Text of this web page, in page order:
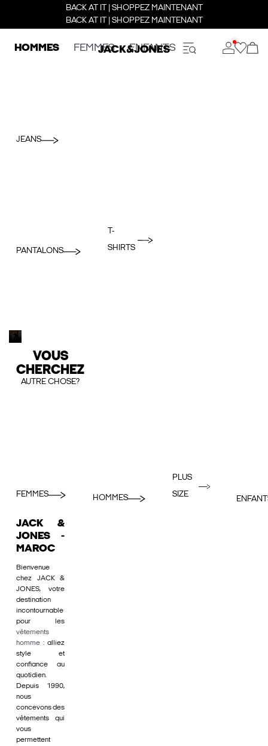
BACK AT IT | SHOPPEZ MAINTENANT
BACK AT IT | SHOPPEZ MAINTENANT
HOMMES FEMMES ENFANTS
JEANS
PANTALONS
T-
SHIRTS
VOUS
CHERCHEZ
AUTRE CHOSE?
FEMMES HOMMES
PLUS
SIZE
JACK &
JONES -
MAROC
Bienvenue
chez JACK &
JONES, votre
destination
incontournable
pour les
vêtements
homme : alliez
style et
confiance au
quotidien.
Depuis 1990,
nous
concevons des
vêtements qui
vous
permettent